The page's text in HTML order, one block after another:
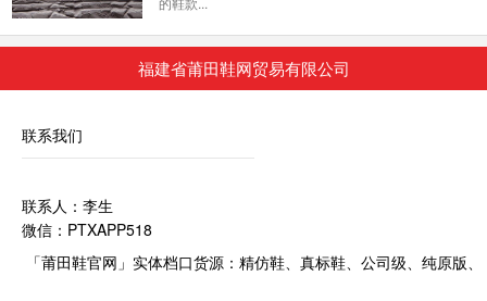
2018-09-01
Vans Wtaps x Vans Syndicat...
Syn...
早在两年前，The North Face 就和 VANS 展开
福建省莆田鞋网贸易有限公司
联系我们
联系人：李生
微信：PTXAPP518
「莆田鞋官网」实体档口货源：精仿鞋、真标鞋、公司级、纯原版、